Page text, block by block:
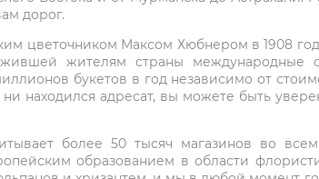
дорог.
цветочником Максом Хюбнером в 1908
жителям страны международные
букетов в год независимо от
находился адресат, вы можете быть
более 50 тысяч магазинов во
образованием в области